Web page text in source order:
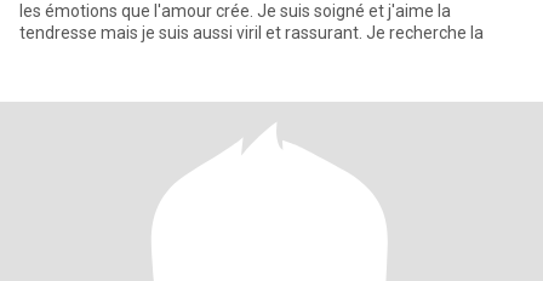
les émotions que l'amour crée. Je suis soigné et j'aime la
tendresse mais je suis aussi viril et rassurant. Je recherche la